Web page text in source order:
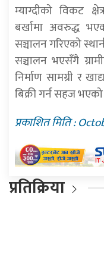
म्याग्दीको विकट
बर्खामा अवरुद्ध
सञ्चालन गरिएको
सञ्चालन भएसँगै
निर्माण सामग्री र
बिक्री गर्न सहज
प्रकाशित मिति :
प्रतिक्रिया